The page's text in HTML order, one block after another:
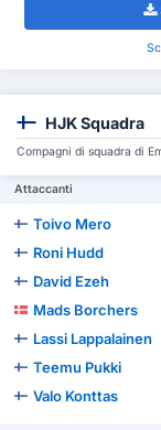
HJK Squadra
Compagni di squadra di
Attaccanti
Toivo Mero
Roni Hudd
David Ezeh
Mads Borchers
Lassi Lappalainen
Teemu Pukki
Valo Konttas